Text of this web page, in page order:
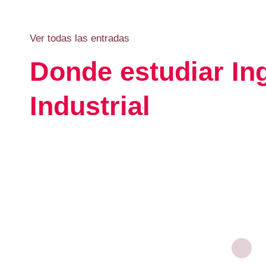
Ver todas las entradas
Donde estudiar
Industrial